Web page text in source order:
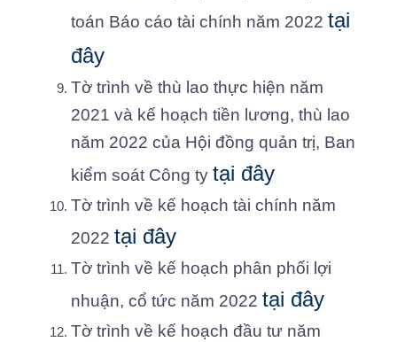
toán Báo cáo tài chính năm 2022 tại
đây
Tờ trình về thù lao thực hiện năm
2021 và kế hoạch tiền lương, thù lao
năm 2022 của Hội đồng quản trị, Ban
kiểm soát Công ty tại đây
Tờ trình về kế hoạch tài chính năm
2022 tại đây
Tờ trình về kế hoạch phân phối lợi
nhuận, cổ tức năm 2022 tại đây
Tờ trình về kế hoạch đầu tư năm